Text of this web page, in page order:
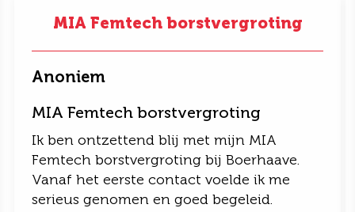
MIA Femtech borstvergroting
Anoniem
MIA Femtech borstvergroting
Ik ben ontzettend blij met mijn MIA
Femtech borstvergroting bij Boerhaave.
Vanaf het eerste contact voelde ik me
serieus genomen en goed begeleid.